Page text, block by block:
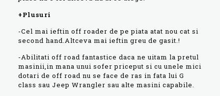
+Plusuri
-Cel mai ieftin off roader de pe piata atat nou cat si
second hand.Altceva mai ieftin greu de gasit.!
-Abilitati off road fantastice daca ne uitam la pretul
masinii,in mana unui sofer priceput si cu unele mici
dotari de off road nu se face de ras in fata lui G
class sau Jeep Wrangler sau alte masini capabile.